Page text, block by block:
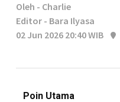
Oleh - Charlie
Editor - Bara Ilyasa
02 Jun 2026 20:40 WIB
Poin Utama